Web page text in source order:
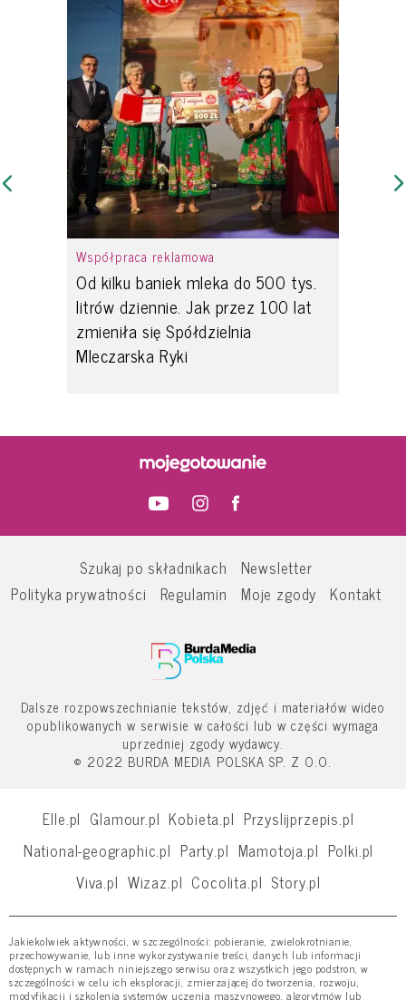
Współpraca reklamowa
Od kilku baniek mleka do 500 tys.
litrów dziennie. Jak przez 100 lat
zmieniła się Spółdzielnia
Mleczarska Ryki
Szukaj po składnikach
Newsletter
Polityka prywatności
Regulamin Moje zgody Kontakt
Dalsze rozpowszechnianie tekstów, zdjęć i materiałów wideo
opublikowanych w serwisie w całości lub w części wymaga
uprzedniej zgody wydawcy.
© 2022 BURDA MEDIA POLSKA SP. Z O.O.
Elle.pl Glamour.pl Kobieta.pl Przyslijprzepis.pl
National-geographic.pl Party.pl Mamotoja.pl Polki.pl
Viva.pl Wizaz.pl Cocolita.pl Story.pl
Jakiekolwiek aktywności, w szczególności: pobieranie, zwielokrotnianie,
przechowywanie, lub inne wykorzystywanie treści, danych lub informacji
dostępnych w ramach niniejszego serwisu oraz wszystkich jego podstron, w
szczególności w celu ich eksploracji, zmierzającej do tworzenia, rozwoju,
modyfikacji i szkolenia systemów uczenia maszynowego, algorytmów lub